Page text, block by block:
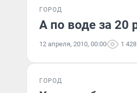
ГОРОД
А по воде за 20
12 апреля, 2010, 00:00 1 428
ГОРОД